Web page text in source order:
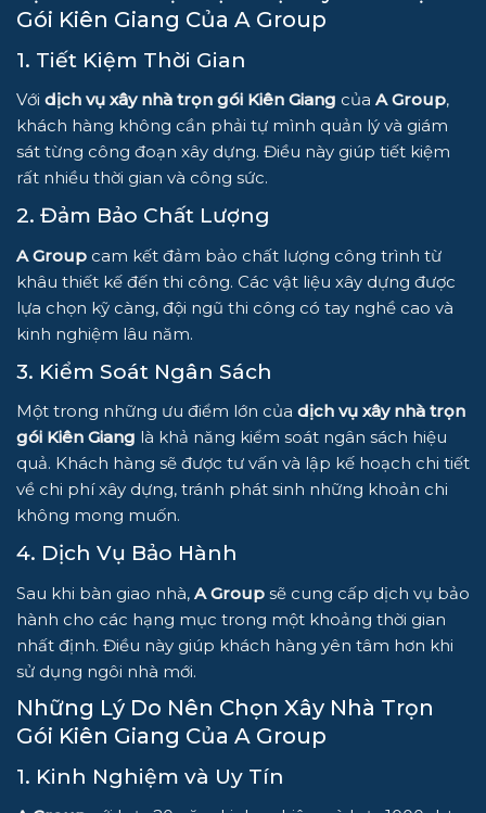
Gói Kiên Giang Của A Group
1. Tiết Kiệm Thời Gian
Với dịch vụ xây nhà trọn gói Kiên Giang của A Group,
khách hàng không cần phải tự mình quản lý và giám
sát từng công đoạn xây dựng. Điều này giúp tiết kiệm
rất nhiều thời gian và công sức.
2. Đảm Bảo Chất Lượng
A Group cam kết đảm bảo chất lượng công trình từ
khâu thiết kế đến thi công. Các vật liệu xây dựng được
lựa chọn kỹ càng, đội ngũ thi công có tay nghề cao và
kinh nghiệm lâu năm.
3. Kiểm Soát Ngân Sách
Một trong những ưu điểm lớn của dịch vụ xây nhà trọn
gói Kiên Giang là khả năng kiểm soát ngân sách hiệu
quả. Khách hàng sẽ được tư vấn và lập kế hoạch chi tiết
về chi phí xây dựng, tránh phát sinh những khoản chi
không mong muốn.
4. Dịch Vụ Bảo Hành
Sau khi bàn giao nhà, A Group sẽ cung cấp dịch vụ bảo
hành cho các hạng mục trong một khoảng thời gian
nhất định. Điều này giúp khách hàng yên tâm hơn khi
sử dụng ngôi nhà mới.
Những Lý Do Nên Chọn Xây Nhà Trọn
Gói Kiên Giang Của A Group
1. Kinh Nghiệm và Uy Tín